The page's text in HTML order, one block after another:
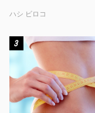
ハシ ビロコ
3